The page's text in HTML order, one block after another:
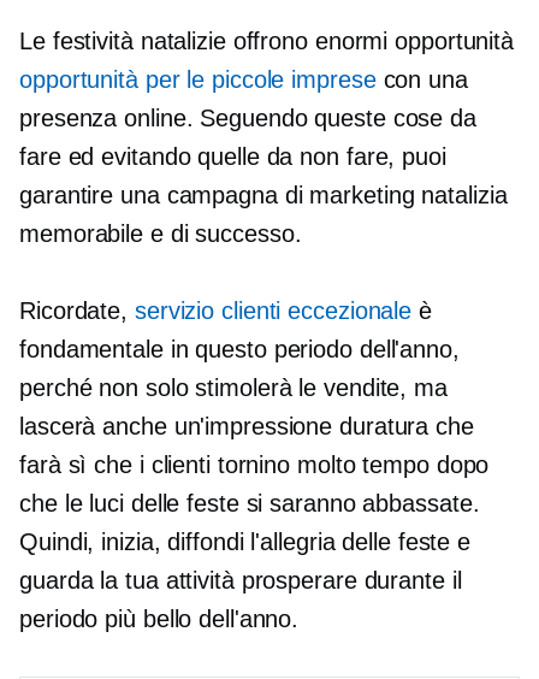
Le festività natalizie offrono enormi opportunità
opportunità per le piccole impresecon una
presenza online. Seguendo queste cose da
fare ed evitando quelle da non fare, puoi
garantire una campagna di marketing natalizia
memorabile e di successo.
Ricordate, servizio clienti eccezionale è
fondamentale in questo periodo dell'anno,
perché non solo stimolerà le vendite, ma
lascerà anche un'impressione duratura che
farà sì che i clienti tornino molto tempo dopo
che le luci delle feste si saranno abbassate.
Quindi, inizia, diffondi l'allegria delle feste e
guarda la tua attività prosperare durante il
periodo più bello dell'anno.